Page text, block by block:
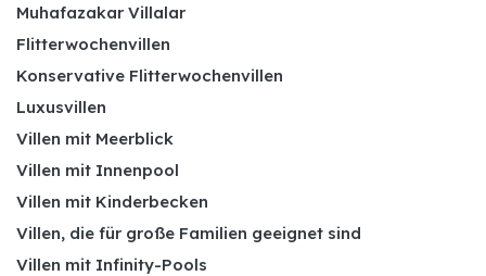
Muhafazakar Villalar
Flitterwochenvillen
Konservative Flitterwochenvillen
Luxusvillen
Villen mit Meerblick
Villen mit Innenpool
Villen mit Kinderbecken
Villen, die für große Familien geeignet sind
Villen mit Infinity-Pools